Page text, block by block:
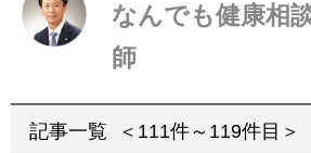
なんでも健康相
師
記事一覧 ＜111件～119件目＞